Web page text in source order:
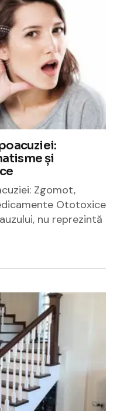
și
Zgomot,
Ototoxice
nu reprezintă